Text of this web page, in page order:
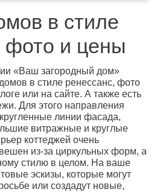
в стиле
фото и цены
«Ваш загородный дом»
в стиле ренессанс, фото
или на сайте. А также есть
Для этого направления
линии фасада,
витражные и круглые
коттеджей очень
из-за циркульных форм, а
стилю в целом. На ваше
эскизы, которые могут
или создадут новые,